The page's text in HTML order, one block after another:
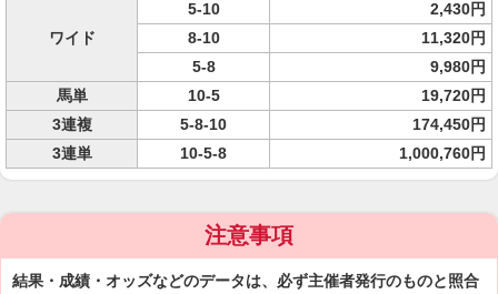
ワイド
5-10
2,430円
8-10
11,320円
5-8
9,980円
馬単
10-5
19,720円
3連複
5-8-10
174,450円
3連単
10-5-8 1,000,760円
注意事項
結果・成績・オッズなどのデータは、必ず主催者発行のものと照合